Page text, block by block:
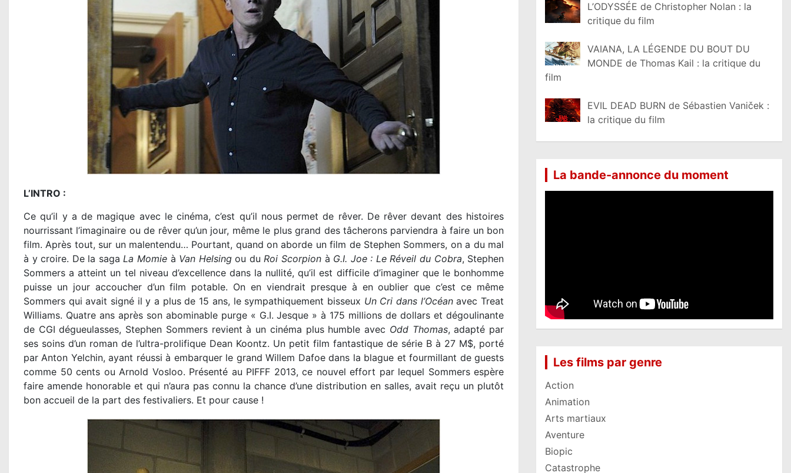
L’INTRO :
Ce qu’il y a de magique avec le cinéma, c’est qu’il nous permet de rêver. De rêver devant des histoires
nourrissant l’imaginaire ou de rêver qu’un jour, même le plus grand des tâcherons parviendra à faire un bon
film. Après tout, sur un malentendu… Pourtant, quand on aborde un film de Stephen Sommers, on a du mal
à y croire. De la sagaLa Momieà Van Helsingou duRoi Scorpionà G.I. Joe : Le Réveil du Cobra, Stephen
Sommers a atteint un tel niveau d’excellence dans la nullité, qu’il est difficile d’imaginer que le bonhomme
puisse un jour accoucher d’un film potable. On en viendrait presque à en oublier que c’est ce même
Sommers qui avait signé il y a plus de 15 ans, le sympathiquement bisseux Un Cri dans l’Océanavec Treat
Williams. Quatre ans après son abominable purge « G.I. Jesque » à 175 millions de dollars et dégoulinante
de CGI dégueulasses, Stephen Sommers revient à un cinéma plus humble avec Odd Thomas, adapté par
ses soins d’un roman de l’ultra-prolifique Dean Koontz. Un petit film fantastique de série B à 27 M$, porté
par Anton Yelchin, ayant réussi à embarquer le grand Willem Dafoe dans la blague et fourmillant de guests
comme 50 cents ou Arnold Vosloo. Présenté au PIFFF 2013, ce nouvel effort par lequel Sommers espère
faire amende honorable et qui n’aura pas connu la chance d’une distribution en salles, avait reçu un plutôt
bon accueil de la part des festivaliers. Et pour cause !
L’ODYSSÉE de Christopher Nolan : la
critique du film
VAIANA, LA LÉGENDE DU BOUT DU
MONDE de Thomas Kail : la critique du
film
EVIL DEAD BURN de Sébastien Vaniček :
la critique du film
La bande-annonce du moment
Les films par genre
Action
Animation
Arts martiaux
Aventure
Biopic
Catastrophe